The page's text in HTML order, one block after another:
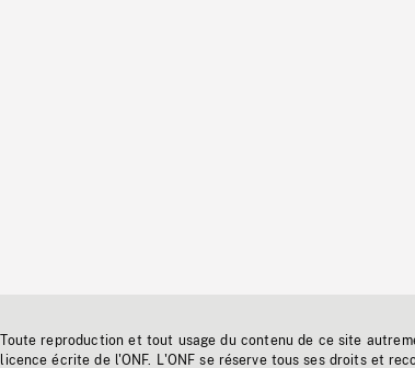
Toute reproduction et tout usage du contenu de ce site
licence écrite de l'ONF. L'ONF se réserve tous ses droits et